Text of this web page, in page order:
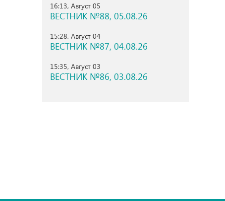
16:13, Август 05
ВЕСТНИК №88, 05.08.26
15:28, Август 04
ВЕСТНИК №87, 04.08.26
15:35, Август 03
ВЕСТНИК №86, 03.08.26